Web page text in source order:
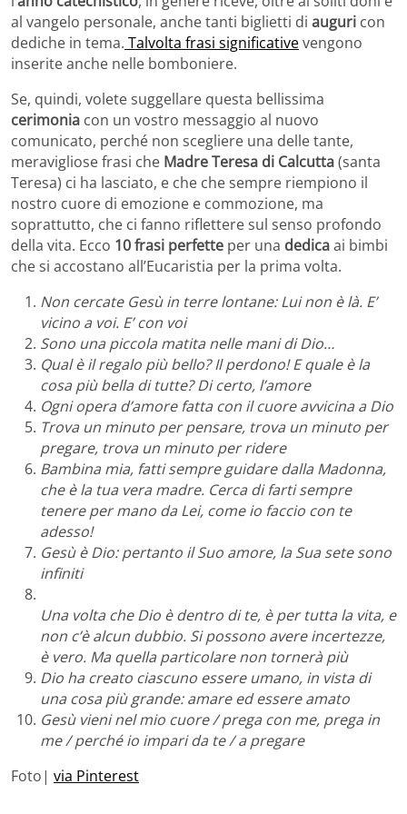
al vangelo personale, anche tanti biglietti di auguri con
dediche in tema. Talvolta frasi significativevengono
inserite anche nelle bomboniere.
Se, quindi, volete suggellare questa bellissima
cerimonia con un vostro messaggio al nuovo
comunicato, perché non scegliere una delle tante,
meravigliose frasi che Madre Teresa di Calcutta(santa
Teresa) ci ha lasciato, e che che sempre riempiono il
nostro cuore di emozione e commozione, ma
soprattutto, che ci fanno riflettere sul senso profondo
della vita. Ecco 10 frasi perfette per una dedicaai bimbi
che si accostano all’Eucaristia per la prima volta.
Non cercate Gesù in terre lontane: Lui non è là. E’
vicino a voi. E’ con voi
Sono una piccola matita nelle mani di Dio…
Qual è il regalo più bello? Il perdono! E quale è la
cosa più bella di tutte? Di certo, l’amore
Ogni opera d’amore fatta con il cuore avvicina a Dio
Trova un minuto per pensare, trova un minuto per
pregare, trova un minuto per ridere
Bambina mia, fatti sempre guidare dalla Madonna,
che è la tua vera madre. Cerca di farti sempre
tenere per mano da Lei, come io faccio con te
adesso!
Gesù è Dio: pertanto il Suo amore, la Sua sete sono
infiniti
Una volta che Dio è dentro di te, è per tutta la vita, e
non c’è alcun dubbio. Si possono avere incertezze,
è vero. Ma quella particolare non tornerà più
Dio ha creato ciascuno essere umano, in vista di
una cosa più grande: amare ed essere amato
Gesù vieni nel mio cuore / prega con me, prega in
me / perché io impari da te / a pregare
Foto| via Pinterest